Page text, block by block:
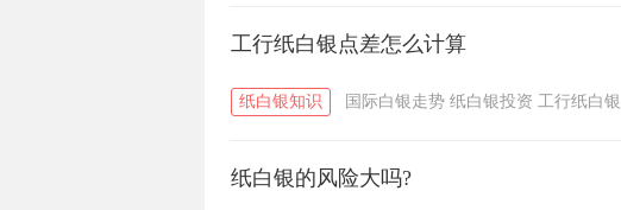
工行纸白银点差怎么计算
纸白银知识 国际白银走势 纸白银投资 工行纸白银
纸白银的风险大吗?